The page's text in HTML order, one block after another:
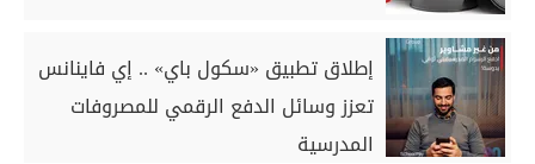
إطلاق تطبيق «سكول باي» .. إي فاينانس
تعزز وسائل الدفع الرقمي للمصروفات
المدرسية